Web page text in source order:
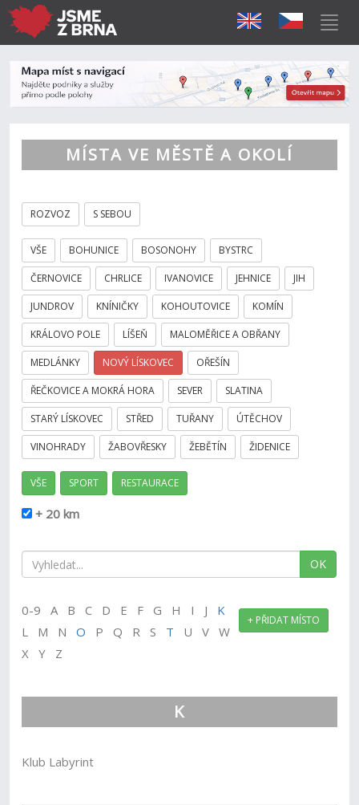
MÍSTA VE MĚSTĚ A OKOLÍ
ROZVOZ S SEBOU
VŠE BOHUNICE BOSONOHY BYSTRC
ČERNOVICE CHRLICE IVANOVICE JEHNICE JIH
JUNDROV KNÍNIČKY KOHOUTOVICE KOMÍN
KRÁLOVO POLE LÍŠEŇ MALOMĚŘICE A OBŘANY
MEDLÁNKY NOVÝ LÍSKOVEC OŘEŠÍN
ŘEČKOVICE A MOKRÁ HORA SEVER SLATINA
STARÝ LÍSKOVEC STŘED TUŘANY ÚTĚCHOV
VINOHRADY ŽABOVŘESKY ŽEBĚTÍN ŽIDENICE
VŠE SPORT RESTAURACE
+ 20 km
OK
+ PŘIDAT MÍSTO
0-9 A B C D E F G H I J K
L M NO P Q R S T U V W
X Y Z
K
Klub Labyrint